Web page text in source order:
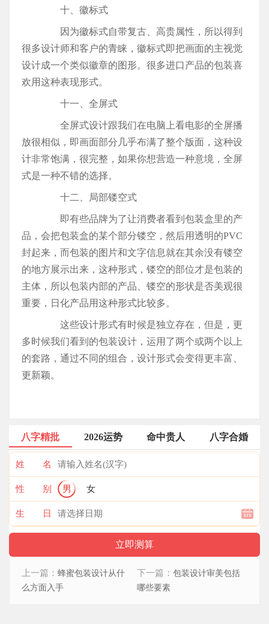
十、徽标式
因为徽标式自带复古、高贵属性，所以得到
很多设计师和客户的青睐，徽标式即把画面的主视觉
设计成一个类似徽章的图形。很多进口产品的包装喜
欢用这种表现形式。
十一、全屏式
全屏式设计跟我们在电脑上看电影的全屏播
放很相似，即画面部分几乎布满了整个版面，这种设
计非常饱满，很完整，如果你想营造一种意境，全屏
式是一种不错的选择。
十二、局部镂空式
即有些品牌为了让消费者看到包装盒里的产
品，会把包装盒的某个部分镂空，然后用透明的PVC
封起来，而包装的图片和文字信息就在其余没有镂空
的地方展示出来，这种形式，镂空的部位才是包装的
主体，所以包装内部的产品、镂空的形状是否美观很
重要，日化产品用这种形式比较多。
这些设计形式有时候是独立存在，但是，更
多时候我们看到的包装设计，运用了两个或两个以上
的套路，通过不同的组合，设计形式会变得更丰富、
更新颖。
八字精批 2026运势 命中贵人 八字合婚
姓 名
性 别 男 女
生 日
上一篇： 蜂蜜包装设计从什
么方面入手
下一篇： 包装设计审美包括
哪些要素